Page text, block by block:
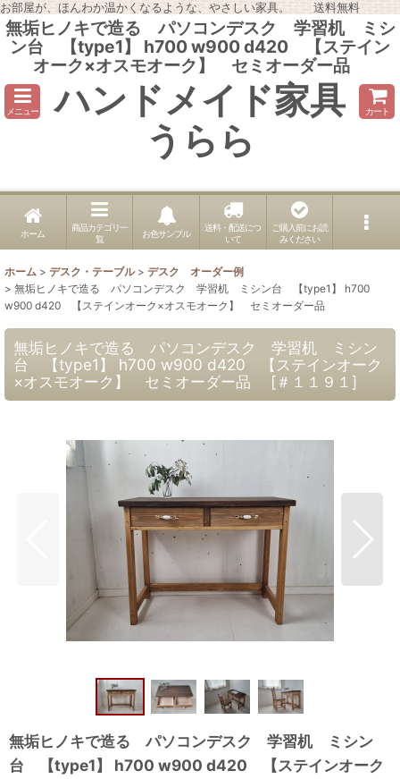
お部屋が、ほんわか温かくなるような、やさしい家具。 送料無料
無垢ヒノキで造る パソコンデスク 学習机 ミシ
ン台 【type1】 h700 w900 d420 【ステイン
オーク×オスモオーク】 セミオーダー品
メニュー ハンドメイド家具
うらら
カート
ホーム
商品カテゴリ一
覧
お色サンプル
送料・配送につ
いて
ご購入前にお読
みください
ホーム > デスク・テーブル > デスク オーダー例
> 無垢ヒノキで造る パソコンデスク 学習机 ミシン台 【type1】 h700
w900 d420 【ステインオーク×オスモオーク】 セミオーダー品
無垢ヒノキで造る パソコンデスク 学習机 ミシン
台 【type1】 h700 w900 d420 【ステインオーク
×オスモオーク】 セミオーダー品
[＃１１９１ ]
無垢ヒノキで造る パソコンデスク 学習机 ミシン
台 【type1】 h700 w900 d420 【ステインオーク